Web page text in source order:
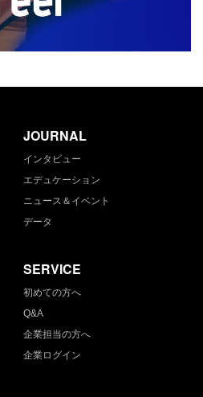
JOURNAL
インタビュー
エデュケーション
ニュース＆イベント
データ
SERVICE
初めての方へ
Q&A
企業担当の方へ
企業ログイン